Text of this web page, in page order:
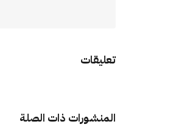
تعليقات
المنشورات ذات الصلة